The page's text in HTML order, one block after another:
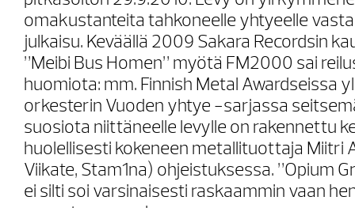
omakustanteita tahkoneelle yhtyeelle
julkaisu. Keväällä 2009 Sakara Recordsin
”Meibi Bus Homen” myötä FM2000 sai
huomiota: mm. Finnish Metal Awardseissa
orkesterin Vuoden yhtye -sarjassa
suosiota niittäneelle levylle on rakennettu
huolellisesti kokeneen metallituottaja Miitri
Viikate, Stam1na) ohjeistuksessa. ”Opium
ei silti soi varsinaisesti raskaammin vaan